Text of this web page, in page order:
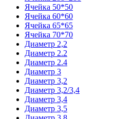
Ячейка 50*50
Ячейка 60*60
Ячейка 65*65
Ячейка 70*70
Диаметр 2,2
Диаметр 2.2
Диаметр 2.4
Диаметр 3
Диаметр 3,2
Диаметр 3,2/3,4
Диаметр 3,4
Диаметр 3,5